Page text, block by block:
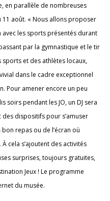
en parallèle de nombreuses
11 août. « Nous allons proposer
les sports présentés durant
par la gymnastique et le tir
sports et des athlètes locaux,
dans le cadre exceptionnel
Pour amener encore un peu
soirs pendant les JO, un DJ sera
dispositifs pour s’amuser
repas ou de l’écran où
cela s’ajoutent des activités
surprises, toujours gratuites,
Jeux ! Le programme
du musée.